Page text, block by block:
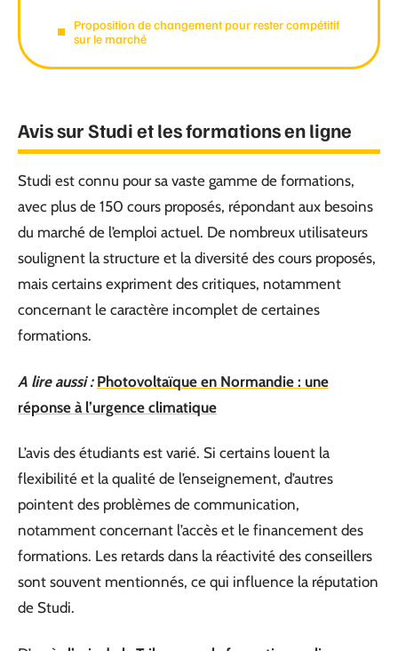
Proposition de changement pour rester compétitif
sur le marché
Avis sur Studi et les formations en ligne
Studi est connu pour sa vaste gamme de formations,
avec plus de 150 cours proposés, répondant aux besoins
du marché de l’emploi actuel. De nombreux utilisateurs
soulignent la structure et la diversité des cours proposés,
mais certains expriment des critiques, notamment
concernant le caractère incomplet de certaines
formations.
A lire aussi : Photovoltaïque en Normandie : une
réponse à l’urgence climatique
L’avis des étudiants est varié. Si certains louent la
flexibilité et la qualité de l’enseignement, d’autres
pointent des problèmes de communication,
notamment concernant l’accès et le financement des
formations. Les retards dans la réactivité des conseillers
sont souvent mentionnés, ce qui influence la réputation
de Studi.